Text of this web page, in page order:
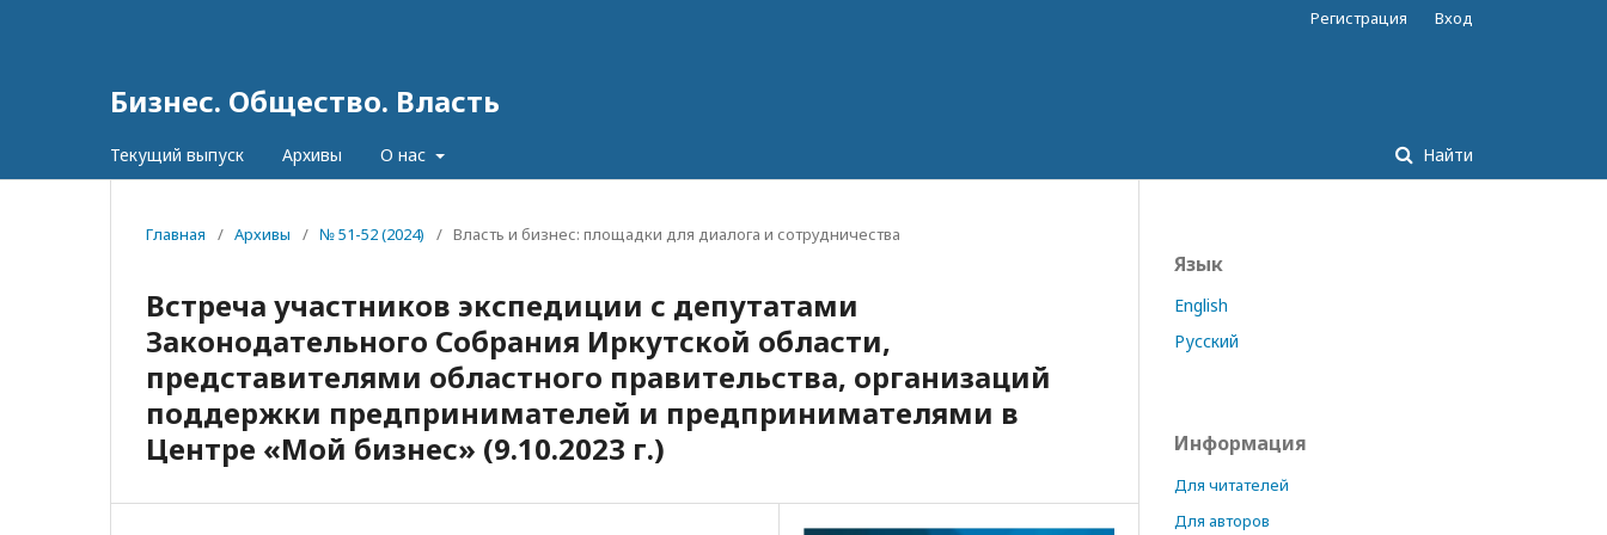
Бизнес. Общество. Власть
Текущий выпуск Архивы О нас Найти
Регистрация Вход
Главная / Архивы / № 51-52 (2024) / Власть и бизнес: площадки для диалога и сотрудничества
Встреча участников экспедиции с депутатами
Законодательного Собрания Иркутской области,
представителями областного правительства, организаций
поддержки предпринимателей и предпринимателями в
Центре «Мой бизнес» (9.10.2023 г.)
Язык
English
Русский
Информация
Для читателей
Для авторов